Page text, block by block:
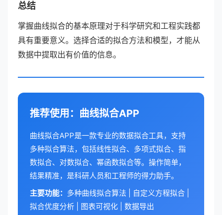
总结
掌握曲线拟合的基本原理对于科学研究和工程实践都
具有重要意义。选择合适的拟合方法和模型，才能从
数据中提取出有价值的信息。
推荐使用：曲线拟合APP
曲线拟合APP是一款专业的数据拟合工具，支持
多种拟合算法，包括线性拟合、多项式拟合、指
数拟合、对数拟合、幂函数拟合等。操作简单，
结果精准，是科研人员和工程师的得力助手。
主要功能： 多种曲线拟合算法 | 自定义方程拟合 |
拟合优度分析 | 图表可视化 | 数据导出